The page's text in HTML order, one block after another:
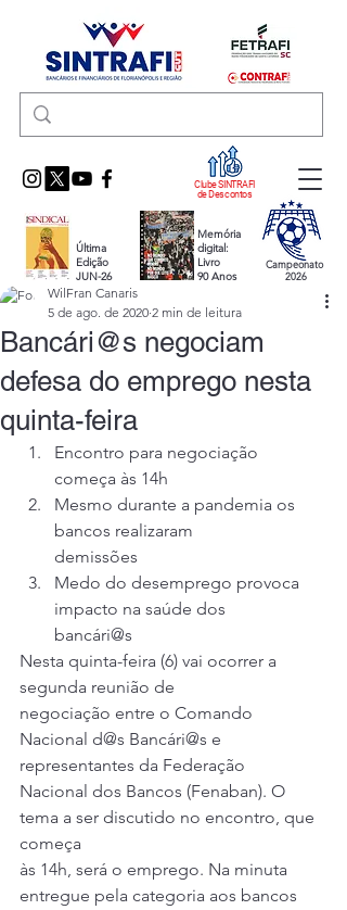
Clube SINTRAFI
de Descontos
Última
Edição
JUN-26
Memória
digital:
Livro
90 Anos
Campeonato
2026
Bancári@s negociam
defesa do emprego nesta
quinta-feira
WilFran Canaris
5 de ago. de 2020 2 min de leitura
Encontro para negociação
começa às 14h
Mesmo durante a pandemia os
bancos realizaram
demissões
Medo do desemprego provoca
impacto na saúde dos
bancári@s
Nesta quinta-feira (6) vai ocorrer a
segunda reunião de
negociação entre o Comando
Nacional d@s Bancári@s e
representantes da Federação
Nacional dos Bancos (Fenaban). O
tema a ser discutido no encontro, que
começa
às 14h, será o emprego. Na minuta
entregue pela categoria aos bancos